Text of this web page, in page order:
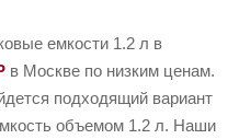
емкости 1.2 л в
в Москве по низким ценам.
подходящий вариант
объемом 1.2 л. Наши